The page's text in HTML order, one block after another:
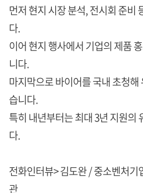
먼저 현지 시장 분석, 전시회 준비
다.
이어 현지 행사에서 기업의 제품
니다.
마지막으로 바이어를 국내 초청
습니다.
특히 내년부터는 최대 3년 지원의
다.
전화인터뷰> 김도완 / 중소벤처
관